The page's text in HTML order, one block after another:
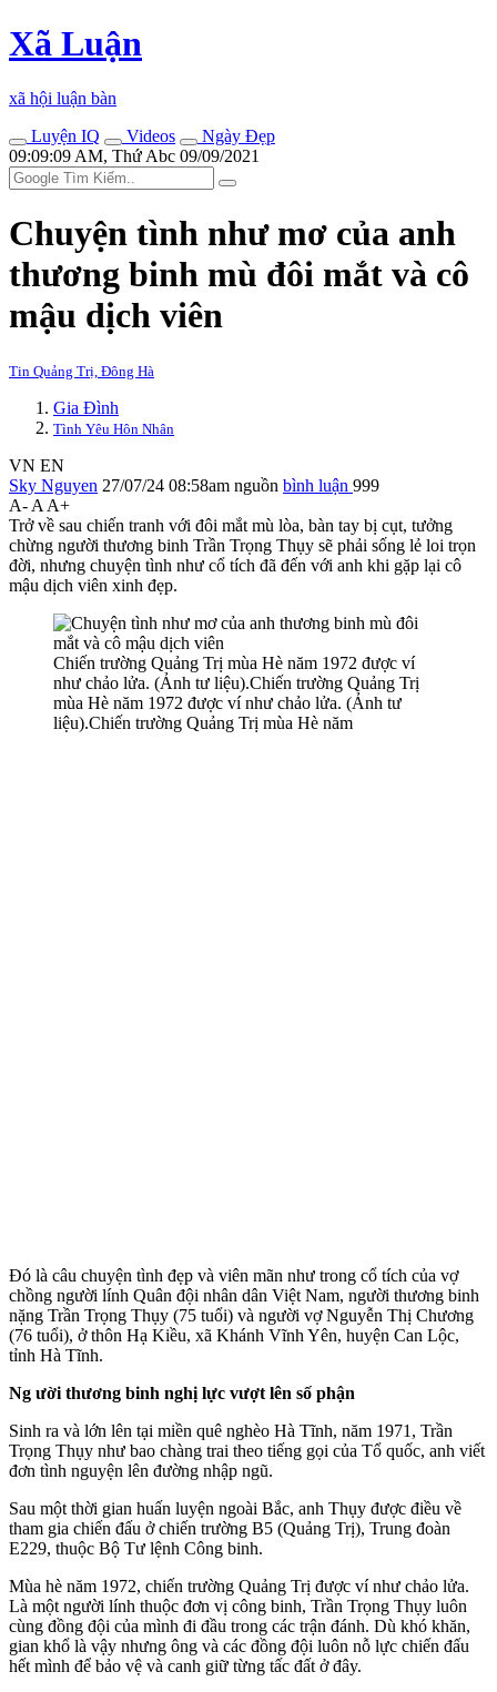
Xã Luận
xã hội luận bàn
Luyện IQ
Videos
Ngày Đẹp
09:09:09 AM, Thứ Abc 09/09/2021
Chu‌yện tìn‌h như mơ của anh
thương binh mù đôi mắt và cô
mậu dịch viên
Tin Quảng Trị, Đông Hà
Gia Đình
Tình Yêu Hôn Nhân
VN EN
Sky Nguyen 27/07/24 08:58am nguồn bình luận 999
A- A A+
Trở về sau chiến tranh với đôi mắt mù lòa, bàn tay bị cụt, tưởng
chừng người thương binh Trần Trọng Thụy sẽ phải sống lẻ loi trọn
đời, nhưng chu‌yện tìn‌h như cổ tích đã đến với anh khi gặp lại cô
mậu dịch viên xinh đẹp.
Chiến trường Quảng Trị mùa Hè năm 1972 được ví
như chảo lửa. (Ảnh tư liệu).Chiến trường Quảng Trị
mùa Hè năm 1972 được ví như chảo lửa. (Ảnh tư
liệu).Chiến trường Quảng Trị mùa Hè năm
Đó là câu chu‌yện tìn‌h đẹp và viên mãn như trong cổ tích của vợ
chồng người lính Quân đội nhân dân Việt Nam, người thương binh
nặng Trần Trọng Thụy (75 tuổi) và người vợ Nguyễn Thị Chương
(76 tuổi), ở thôn Hạ Kiều, xã Khánh Vĩnh Yên, huyện Can Lộc,
tỉnh Hà Tĩnh.
Ng ười thương binh nghị lực vượt lên số phận
Sinh ra và lớn lên tại miền quê nghèo Hà Tĩnh, năm 1971, Trần
Trọng Thụy như bao chàng trai theo tiếng gọi của Tổ quốc, anh viết
đơn tình nguyện lên đường nhập ngũ.
Sau một thời gian huấn luyện ngoài Bắc, anh Thụy được điều về
tham gia chiến đấu ở chiến trường B5 (Quảng Trị), Trung đoàn
E229, thuộc Bộ Tư lệnh Công binh.
Mùa hè năm 1972, chiến trường Quảng Trị được ví như chảo lửa.
Là một người lính thuộc đơn vị công binh, Trần Trọng Thụy luôn
cùng đồng đội của mình đi đầu trong các trận đánh. Dù khó khăn,
gian khổ là vậy nhưng ông và các đồng đội luôn nỗ lực chiến đấu
hết mình để bảo vệ và canh giữ từng tấc đất ở đây.